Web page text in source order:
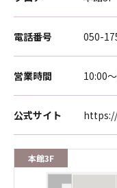
電話番号 050-
営業時間 10:00
公式サイト
本館3F